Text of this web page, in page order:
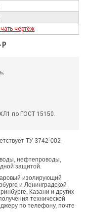
чертёж
по ГОСТ 15150.
ТУ 3742-002-
нефтепроводы,
защитой.
изолирующий
и Ленинградской
Казани и других
технической
по телефону, почте